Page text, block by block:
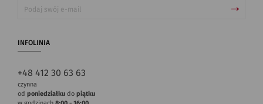
INFOLINIA
+48 412 30 63 63
czynna
od poniedziałku do piątku